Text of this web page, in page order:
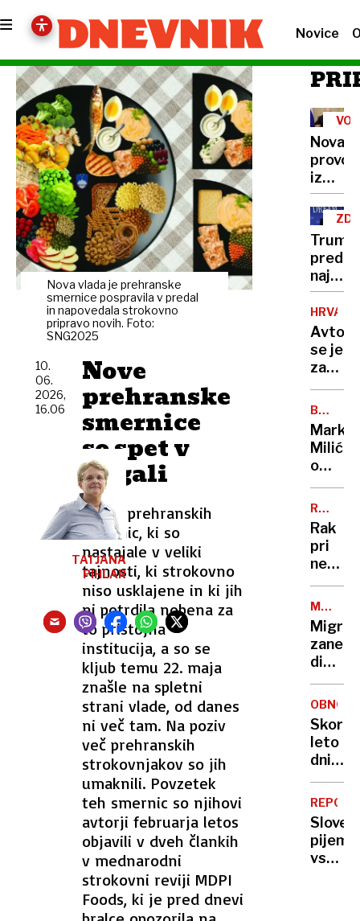
Novice
Nova vlada je prehranske
smernice pospravila v predal
in napovedala strokovno
pripravo novih. Foto:
SNG2025
Nove
prehranske
smernice
so spet v
ilegali
Novih prehranskih
smernic, ki so
nastajale v veliki
tajnosti, ki strokovno
niso usklajene in ki jih
ni potrdila nobena za
to pristojna
institucija, a so se
kljub temu 22. maja
znašle na spletni
strani vlade, od danes
ni več tam. Na poziv
več prehranskih
strokovnjakov so jih
umaknili. Povzetek
teh smernic so njihovi
avtorji februarja letos
objavili v dveh člankih
v mednarodni
strokovni reviji MDPI
Foods, ki je pred dnevi
10.
06.
2026,
16.06
TATJANA
PIHLAR
Nova
iz
Putin
Evropo
z
usodi
ZDA
Trump
pred
so
se je
na
rampi
potniki
so
ga
tresli
in
BREZ
DLAKE
NA
JEZIKU
Marko
Milić
o
ki ga
je
stala
NBA-
da
sem
to
storil«
SIN
Rak
pri
Bidnu
se je
zelo
ga
boli
in
hromi
MEJNI
spor:
Španija
in
Italija
druga
drugi
meje
OBNOVA
Skoraj
leto
dni
po
se je
vrnil
simbol
pijemo
vse